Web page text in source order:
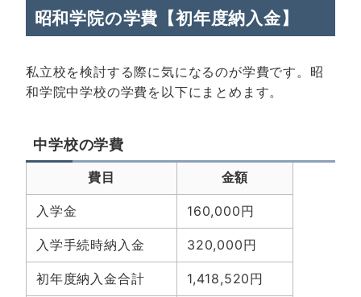
昭和学院の学費【初年度納入金】
私立校を検討する際に気になるのが学費です。昭
和学院中学校の学費を以下にまとめます。
中学校の学費
費目 金額
入学金 160,000円
入学手続時納入金 320,000円
初年度納入金合計 1,418,520円